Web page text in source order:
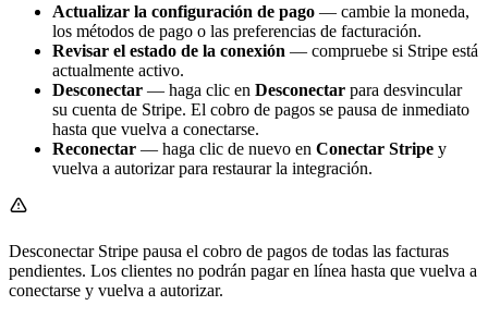
Actualizar la configuración de pago — cambie la moneda,
los métodos de pago o las preferencias de facturación.
Revisar el estado de la conexión — compruebe si Stripe está
actualmente activo.
Desconectar — haga clic en Desconectar para desvincular
su cuenta de Stripe. El cobro de pagos se pausa de inmediato
hasta que vuelva a conectarse.
Reconectar — haga clic de nuevo en Conectar Stripe y
vuelva a autorizar para restaurar la integración.
Desconectar Stripe pausa el cobro de pagos de todas las facturas
pendientes. Los clientes no podrán pagar en línea hasta que vuelva a
conectarse y vuelva a autorizar.